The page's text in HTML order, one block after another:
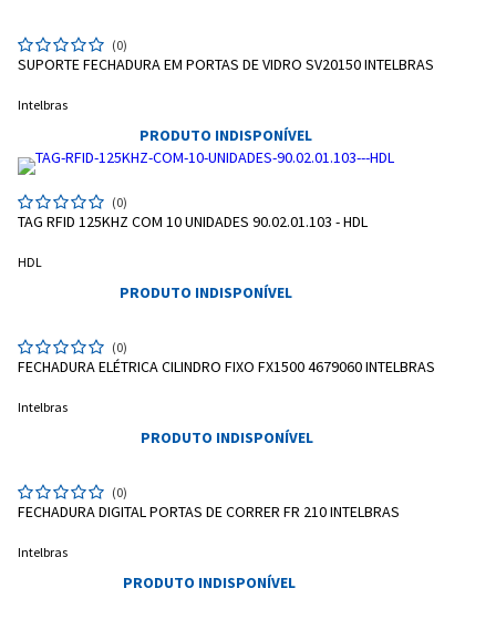
(0)
SUPORTE FECHADURA EM PORTAS DE VIDRO SV20150 INTELBRAS
Intelbras
PRODUTO INDISPONÍVEL
(0)
TAG RFID 125KHZ COM 10 UNIDADES 90.02.01.103 - HDL
HDL
PRODUTO INDISPONÍVEL
(0)
FECHADURA ELÉTRICA CILINDRO FIXO FX1500 4679060 INTELBRAS
Intelbras
PRODUTO INDISPONÍVEL
(0)
FECHADURA DIGITAL PORTAS DE CORRER FR 210 INTELBRAS
Intelbras
PRODUTO INDISPONÍVEL